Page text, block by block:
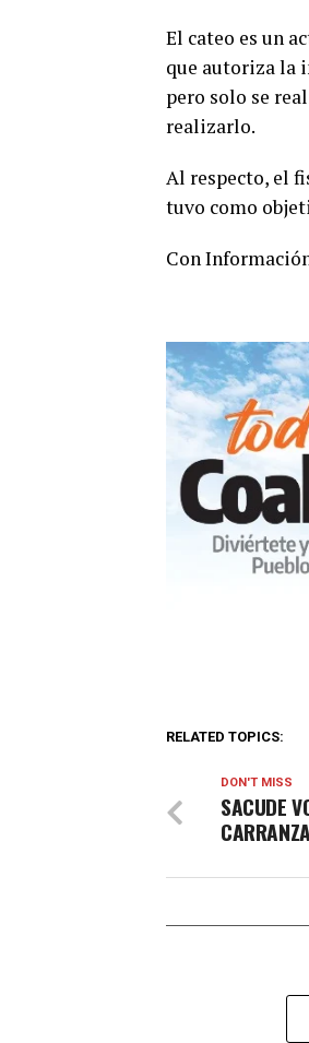
El cateo es un
que autoriza la
pero solo se
realizarlo.
Al respecto, el
tuvo como
Con
RELATED TOPICS:
DON'T MISS
SACUDE
CARRANZA